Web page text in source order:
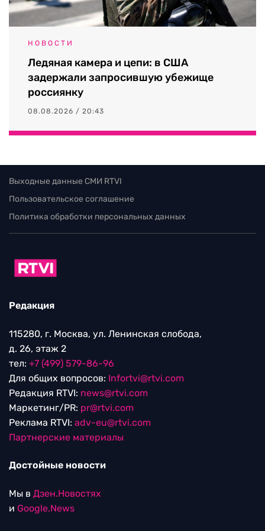
НОВОСТИ
Ледяная камера и цепи: в США
задержали запросившую убежище
россиянку
08.08.2026 / 20:43
Выходные данные СМИ RTVI
Пользовательское соглашение
Политика обработки персональных данных
Редакция
115280, г. Москва, ул. Ленинская слобода,
д. 26, этаж 2
тел: +7 (499) 579-86-96
Для общих вопросов: Infortvi@rtvi.com
Редакция RTVI: news@rtvi.com
Маркетинг/PR: pr@rtvi.com
Реклама RTVI: adv-eu@rtvi.com
Партнерские материалы
Достойные новости
Мы в Дзен.Новостях
и Google.News